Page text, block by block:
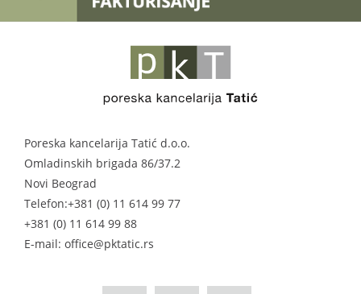
Poreska kancelarija Tatić d.o.o.
Omladinskih brigada 86/37.2
Novi Beograd
Telefon:+381 (0) 11 614 99 77
+381 (0) 11 614 99 88
E-mail: office@pktatic.rs